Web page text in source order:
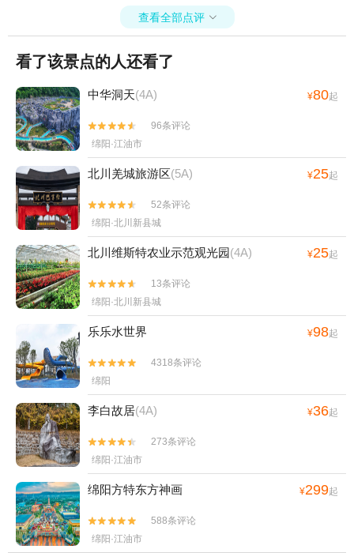
查看全部点评 
看了该景点的人还看了
中华洞天(4A) ¥80起


96条评论
绵阳·江油市
北川羌城旅游区(5A) ¥25起


52条评论
绵阳·北川新县城
北川维斯特农业示范观光园(4A) ¥25起


13条评论
绵阳·北川新县城
乐乐水世界 ¥98起


4318条评论
绵阳
李白故居(4A) ¥36起


273条评论
绵阳·江油市
绵阳方特东方神画 ¥299起


588条评论
绵阳·江油市